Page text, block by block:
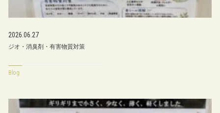
2026.06.27
ジオ・消臭剤・有害物質対策
Blog